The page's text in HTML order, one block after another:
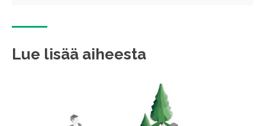
Lue lisää aiheesta